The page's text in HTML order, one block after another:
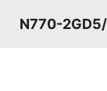
N770-